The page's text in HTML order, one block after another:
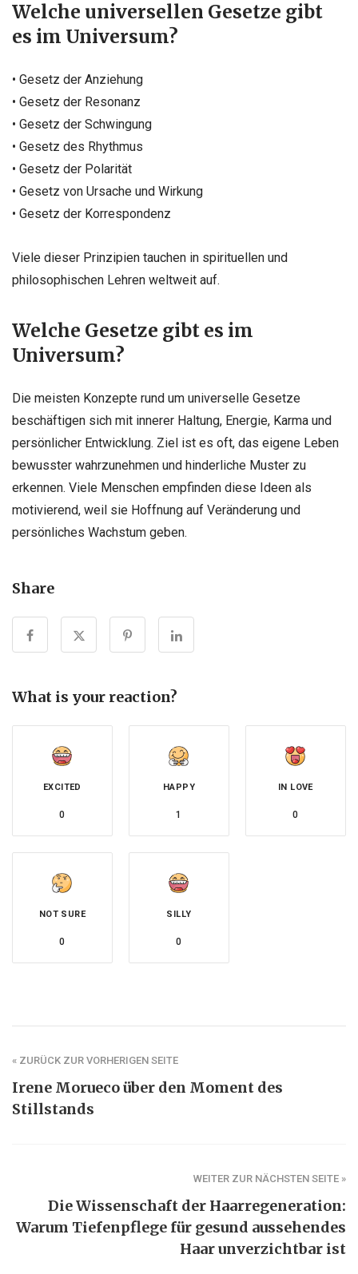
Welche universellen Gesetze gibt
es im Universum?
• Gesetz der Anziehung
• Gesetz der Resonanz
• Gesetz der Schwingung
• Gesetz des Rhythmus
• Gesetz der Polarität
• Gesetz von Ursache und Wirkung
• Gesetz der Korrespondenz
Viele dieser Prinzipien tauchen in spirituellen und
philosophischen Lehren weltweit auf.
Welche Gesetze gibt es im
Universum?
Die meisten Konzepte rund um universelle Gesetze
beschäftigen sich mit innerer Haltung, Energie, Karma und
persönlicher Entwicklung. Ziel ist es oft, das eigene Leben
bewusster wahrzunehmen und hinderliche Muster zu
erkennen. Viele Menschen empfinden diese Ideen als
motivierend, weil sie Hoffnung auf Veränderung und
persönliches Wachstum geben.
Share
What is your reaction?
EXCITED
0
HAPPY
1
IN LOVE
0
NOT SURE
0
SILLY
0
« ZURÜCK ZUR VORHERIGEN SEITE
Irene Morueco über den Moment des
Stillstands
WEITER ZUR NÄCHSTEN SEITE »
Die Wissenschaft der Haarregeneration:
Warum Tiefenpflege für gesund aussehendes
Haar unverzichtbar ist